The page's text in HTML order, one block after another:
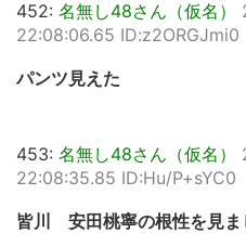
452: 名無し48さん（仮名）
22:08:06.65 ID:z2ORGJmi0
パンツ見えた
453: 名無し48さん（仮名）
22:08:35.85 ID:Hu/P+sYC0
皆川 安田桃寧の根性を見ま